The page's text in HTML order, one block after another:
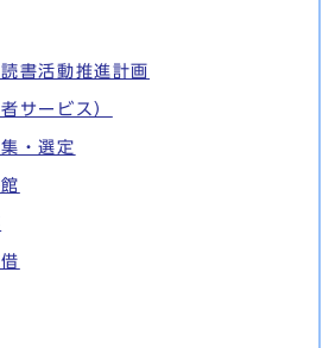
書活動推進計画
サービス）
・選定